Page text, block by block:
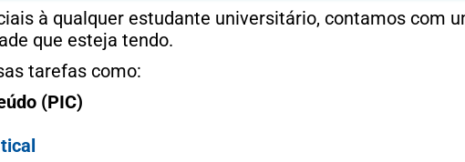
à qualquer estudante universitário, contamos com
que esteja tendo.
tarefas como:
(PIC)